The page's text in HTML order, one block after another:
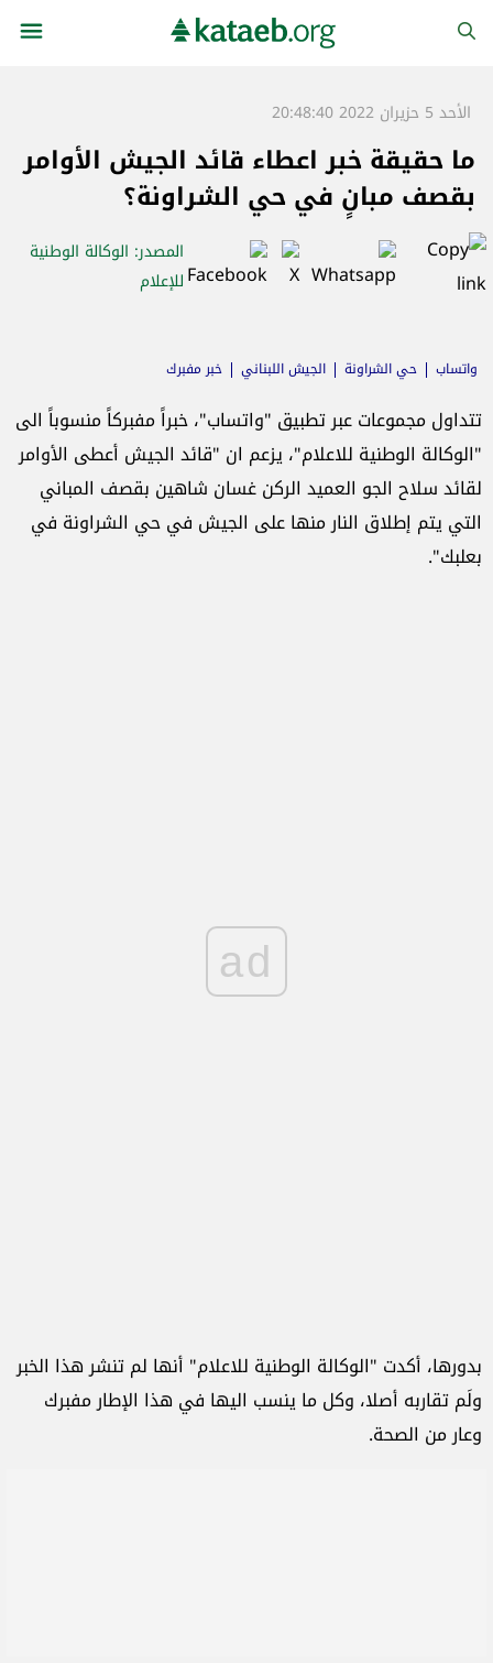
الأحد 5 حزيران 2022 20:48:40
ما حقيقة خبر اعطاء قائد الجيش الأوامر
بقصف مبانٍ في حي الشراونة؟
المصدر: الوكالة الوطنية
للإعلام
واتساب حي الشراونة الجيش اللبناني خبر مفبرك
تتداول مجموعات عبر تطبيق "واتساب"، خبراً مفبركاً منسوباً الى
"الوكالة الوطنية للاعلام"، يزعم ان "قائد الجيش أعطى الأوامر
لقائد سلاح الجو العميد الركن غسان شاهين بقصف المباني
التي يتم إطلاق النار منها على الجيش في حي الشراونة في
بعلبك".
ad
بدورها، أكدت "الوكالة الوطنية للاعلام" أنها لم تنشر هذا الخبر
ولَم تقاربه أصلا، وكل ما ينسب اليها في هذا الإطار مفبرك
وعار من الصحة.